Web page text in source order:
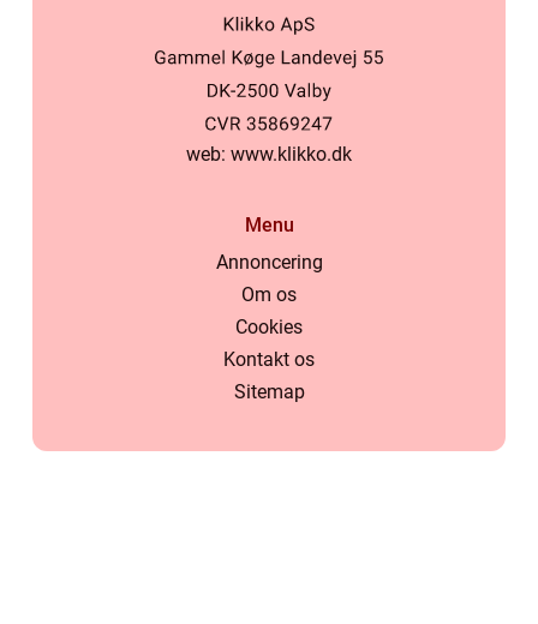
web: www.klikko.dk
Menu
Annoncering
Om os
Cookies
Kontakt os
Sitemap